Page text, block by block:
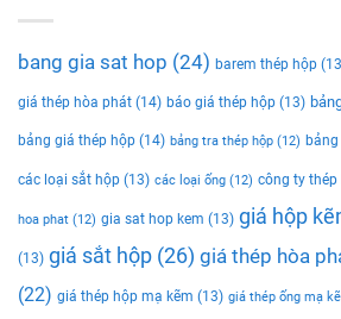
bang gia sat hop (24) barem thép hộp
giá thép hòa phát (14) báo giá thép hộp (13)
bảng giá thép hộp (14) bảng tra thép hộp (12)
các loại sắt hộp (13) các loại ống (12) công ty
hoa phat (12) gia sat hop kem (13) giá hộp
(13) giá sắt hộp (26) giá thép hòa
(22) giá thép hộp mạ kẽm (13) giá thép ống mạ